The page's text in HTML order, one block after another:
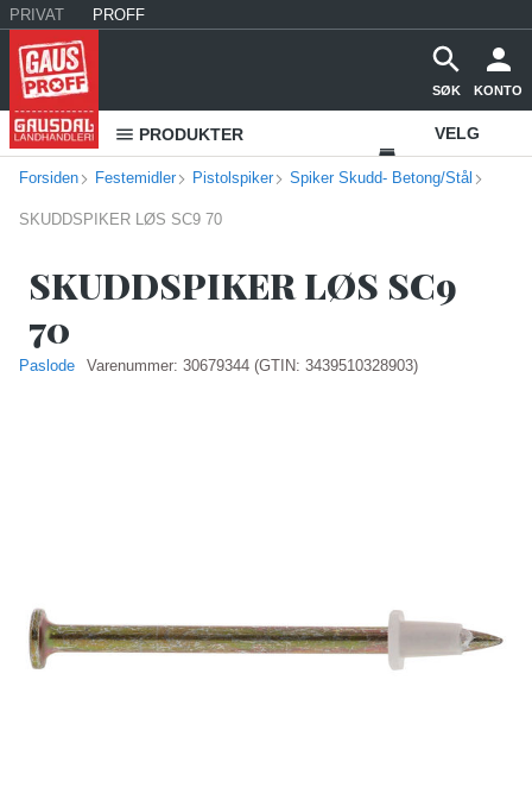
PRIVAT PROFF
SØK KONTO
PRODUKTER VELG
VAREHUS
Forsiden Festemidler Pistolspiker Spiker Skudd- Betong/Stål
SKUDDSPIKER LØS SC9 70
SKUDDSPIKER LØS SC9
70
Paslode Varenummer: 30679344 (GTIN: 3439510328903)